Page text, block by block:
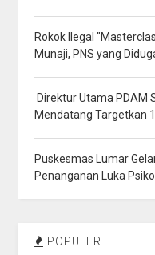
Rokok Ilegal
Munaji, PNS yang
Direktur Utama PDAM
Mendatang Targetkan
Puskesmas Lumar
Penanganan Luka
POPULER